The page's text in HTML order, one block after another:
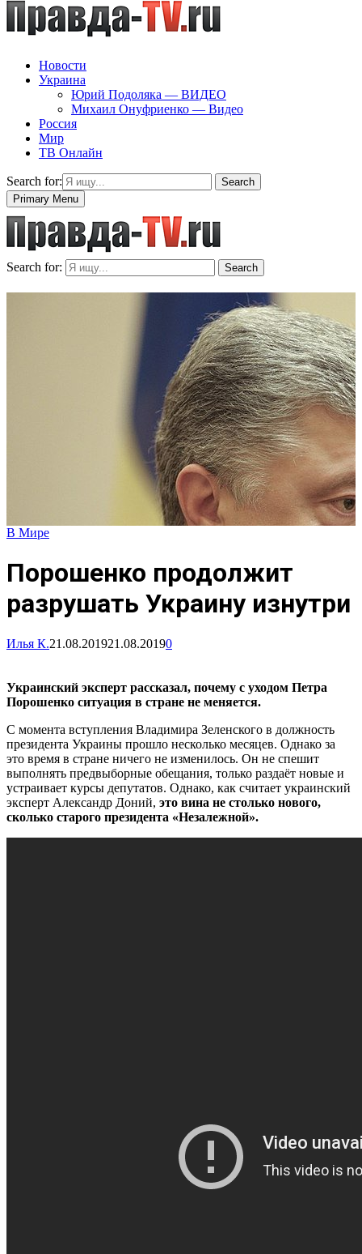
Новости
Украина
Юрий Подоляка — ВИДЕО
Михаил Онуфриенко — Видео
Россия
Мир
ТВ Онлайн
Search for:
Search
Primary Menu
Search for: Search
В Мире
Порошенко продолжит
разрушать Украину изнутри
Илья К.21.08.201921.08.20190
Украинский эксперт рассказал, почему с уходом Петра
Порошенко ситуация в стране не меняется.
С момента вступления Владимира Зеленского в должность
президента Украины прошло несколько месяцев. Однако за
это время в стране ничего не изменилось. Он не спешит
выполнять предвыборные обещания, только раздаёт новые и
устраивает курсы депутатов. Однако, как считает украинский
эксперт Александр Доний, это вина не столько нового,
сколько старого президента «Незалежной».